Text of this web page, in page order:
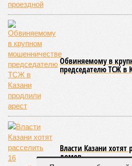
Обвиняемому в
председателю ТСЖ в
Власти Казани хотят
домов